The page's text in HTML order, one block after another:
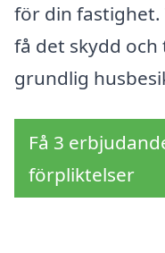
för din fastighet.
få det skydd
grundlig
Få 3
förpliktelser